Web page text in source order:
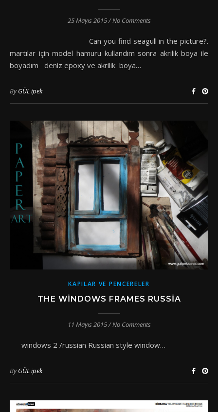
25 Mayıs 2015/No Comments
Can you find seagull in the picture?.
martılar için model hamuru kullandım sonra akrilik boya ile
boyadım deniz epoxy ve akrilik boya…
ByGÜL ipek
KAPILAR VE PENCERELER
THE WINDOWS FRAMES RUSSIA
11 Mayıs 2015/No Comments
windows 2 /russian Russian style window…
ByGÜL ipek